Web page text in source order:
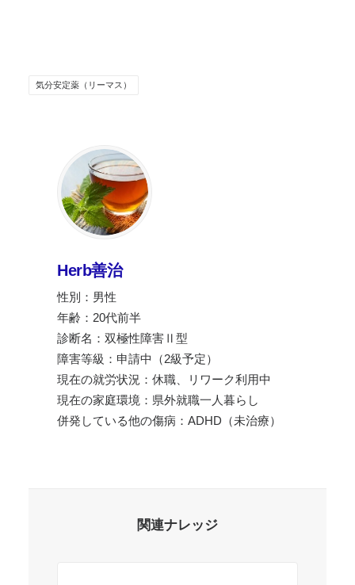
気分安定薬（リーマス）
Herb善治
性別：男性
年齢：20代前半
診断名：双極性障害Ⅱ型
障害等級：申請中（2級予定）
現在の就労状況：休職、リワーク利用中
現在の家庭環境：県外就職一人暮らし
併発している他の傷病：ADHD（未治療）
関連ナレッジ